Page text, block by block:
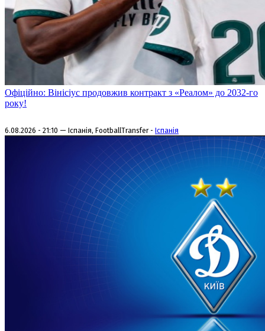
Офіційно: Вінісіус продовжив контракт з «Реалом» до 2032-го
року!
6.08.2026 - 21:10 — Іспанія, FootballTransfer - Іспанія